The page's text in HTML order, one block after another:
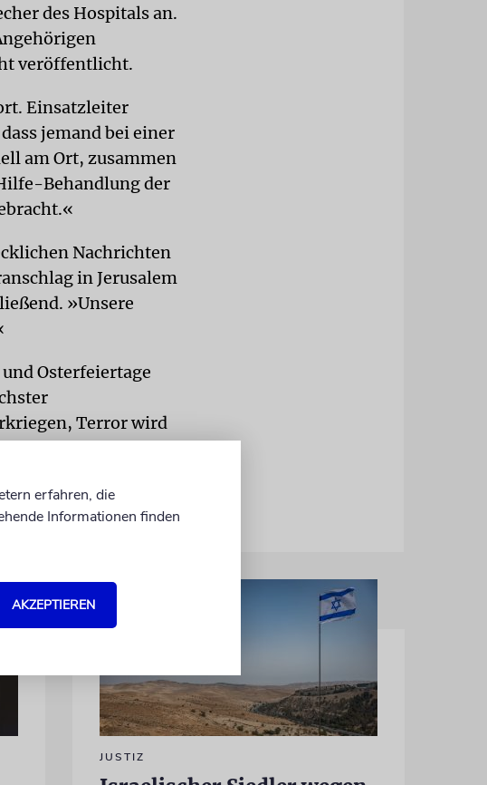
des Hospitals an.
veröffentlicht.
Einsatzleiter
jemand bei einer
am Ort, zusammen
Behandlung der
Nachrichten
in Jerusalem
»Unsere
Osterfeiertage
Terror wird
JUSTIZ
erfahren, die
Informationen finden
AKZEPTIEREN